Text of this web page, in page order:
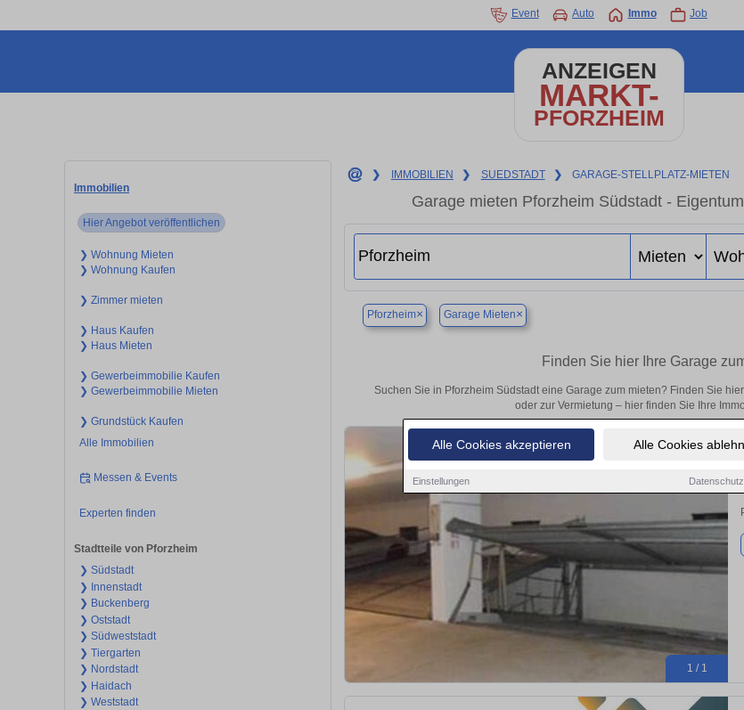
Alle Cookies akzeptieren Alle Cookies
Einstellungen
Event Auto Immo Job
ANZEIGEN
MARKT-
PFORZHEIM
Immobilien
Hier Angebot veröffentlichen
❯ Wohnung Mieten
❯ Wohnung Kaufen
❯ Zimmer mieten
❯ Haus Kaufen
❯ Haus Mieten
❯ Gewerbeimmobilie Kaufen
❯ Gewerbeimmobilie Mieten
❯ Grundstück Kaufen
Alle Immobilien
Messen & Events
Experten finden
Stadtteile von Pforzheim
❯ Südstadt
❯ Innenstadt
❯ Buckenberg
❯ Oststadt
❯ Südweststadt
❯ Tiergarten
❯ Nordstadt
❯ Haidach
❯ Weststadt
❯ IMMOBILIEN ❯ SUEDSTADT ❯ GARAGE-STELLPLATZ-MIETEN
Garage mieten Pforzheim Südstadt -
Pforzheim× Garage Mieten×
Finden Sie hier Ihre Garage
Suchen Sie in Pforzheim Südstadt eine Garage zum mieten? Finden Sie
oder zur Vermietung – hier finden Sie Ihre
1 / 1